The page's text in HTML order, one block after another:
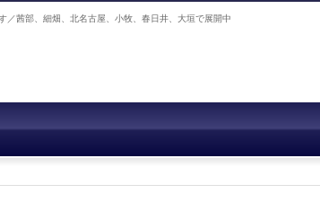
／茜部、細畑、北名古屋、小牧、春日井、大垣で展開中